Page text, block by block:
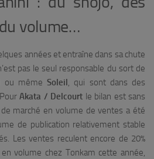
volume…
années et entraîne dans sa chute
pas le seul responsable du sort de
ou mêmeSoleil, qui sont dans des
Akata / Delcourt le bilan est sans
marché en volume de ventes a été
de publication relativement stable
Les ventes reculent encore de 20%
volume chez Tonkam cette année,